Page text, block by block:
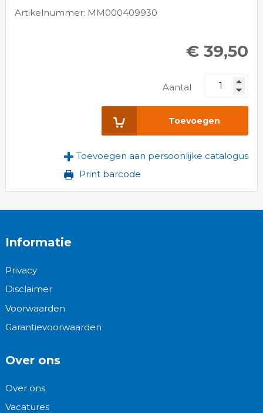
Artikelnummer: MM000409930
€ 39,50
Aantal
Toevoegen
Toevoegen aan persoonlijke catalogus
Print barcode
Informatie
Privacy
Disclaimer
Voorwaarden
Garantievoorwaarden
Over ons
Over ons
Vacatures